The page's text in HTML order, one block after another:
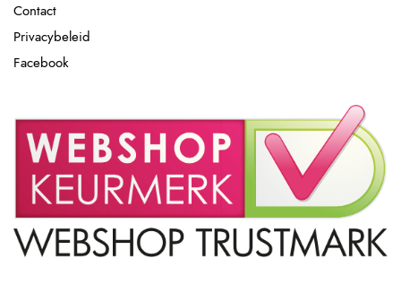
Contact
Privacybeleid
Facebook